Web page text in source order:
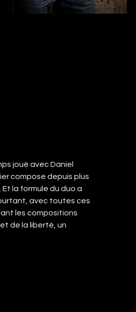
joué avec Daniel
compose depuis plus
la formule du duo a
avec toutes ces
les compositions
de la liberté, un